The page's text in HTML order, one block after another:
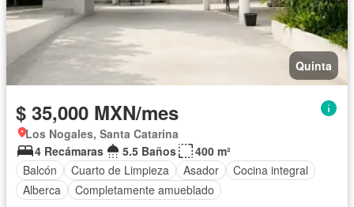
Quinta
$ 35,000 MXN/mes
Los Nogales, Santa Catarina
4 Recámaras
5.5 Baños
400 m²
Balcón
Cuarto de Limpieza Asador
Cocina integral
Alberca
Completamente amueblado